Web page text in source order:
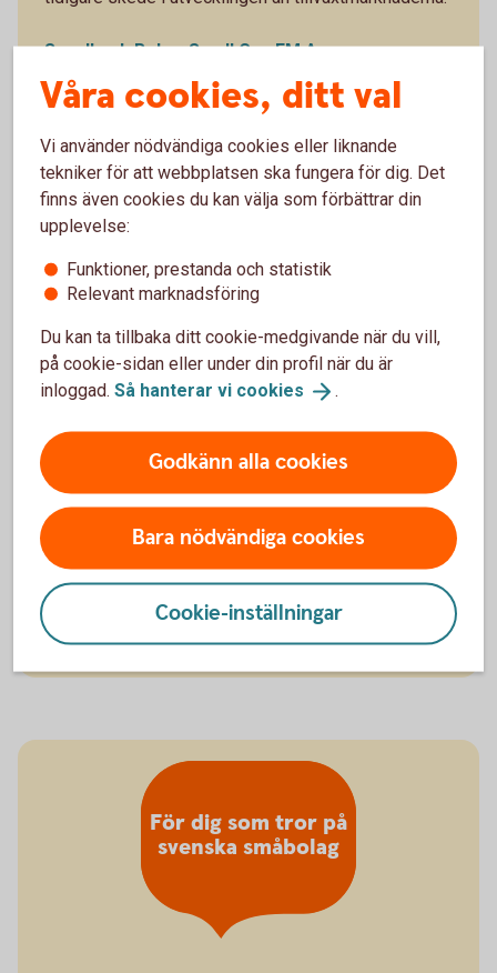
Swedbank Robur Small Cap EM A - se
utveckling
Småbolagsfond Norden
Småbolagsfond Norden är en aktivt förvaltad
aktiefond som investerar i mindre och medelstora
bolag i olika branscher i Norden.
Swedbank Robur Småbolagsfond Norden A - se
utveckling
För dig som tror på
nordiska småbolag
För dig som tror på
svenska småbolag
Våra cookies, ditt val
Vi använder nödvändiga cookies eller liknande
tekniker för att webbplatsen ska fungera för dig. Det
finns även cookies du kan välja som förbättrar din
upplevelse:
Funktioner, prestanda och statistik
Relevant marknadsföring
Du kan ta tillbaka ditt cookie-medgivande när du vill,
på cookie-sidan eller under din profil när du är
inloggad. Så hanterar vi cookies .
Godkänn alla cookies
Bara nödvändiga cookies
Cookie-inställningar